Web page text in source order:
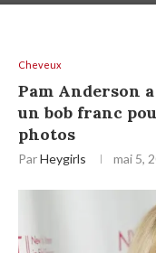
Cheveux
Pam Anderson
un bob franc
photos
ParHeygirls mai 5,